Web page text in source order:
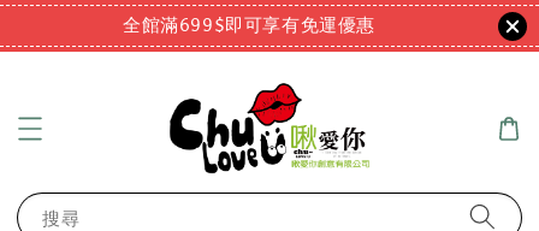
全館滿699$即可享有免運優惠
搜尋